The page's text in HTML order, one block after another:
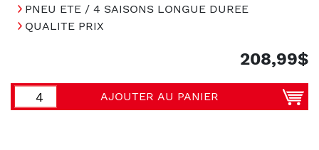
PNEU ETE / 4 SAISONS LONGUE DUREE
QUALITE PRIX
208,99$
AJOUTER AU PANIER